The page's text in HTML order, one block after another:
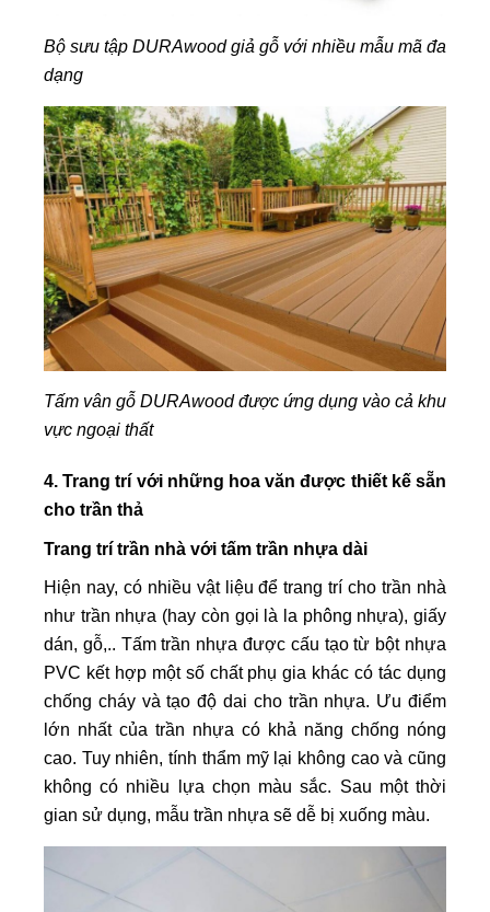
Bộ sưu tập DURAwood giả gỗ với nhiều mẫu mã đa
dạng
Tấm vân gỗ DURAwood được ứng dụng vào cả khu
vực ngoại thất
4. Trang trí với những hoa văn được thiết kế sẵn
cho trần thả
Trang trí trần nhà với tấm trần nhựa dài
Hiện nay, có nhiều vật liệu để trang trí cho trần nhà
như trần nhựa (hay còn gọi là la phông nhựa), giấy
dán, gỗ,.. Tấm trần nhựa được cấu tạo từ bột nhựa
PVC kết hợp một số chất phụ gia khác có tác dụng
chống cháy và tạo độ dai cho trần nhựa. Ưu điểm
lớn nhất của trần nhựa có khả năng chống nóng
cao. Tuy nhiên, tính thẩm mỹ lại không cao và cũng
không có nhiều lựa chọn màu sắc. Sau một thời
gian sử dụng, mẫu trần nhựa sẽ dễ bị xuống màu.